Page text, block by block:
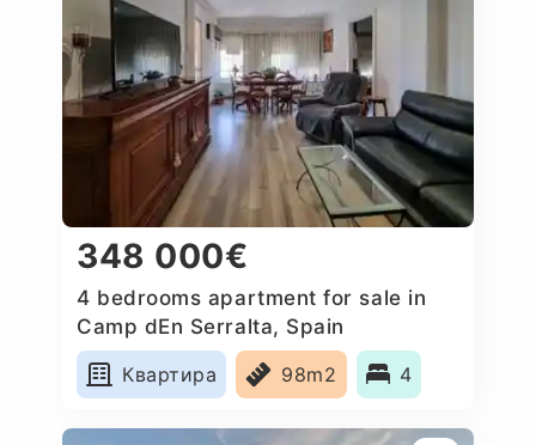
348 000€
4 bedrooms apartment for sale in
Camp dEn Serralta, Spain
Квартира
98m2 4